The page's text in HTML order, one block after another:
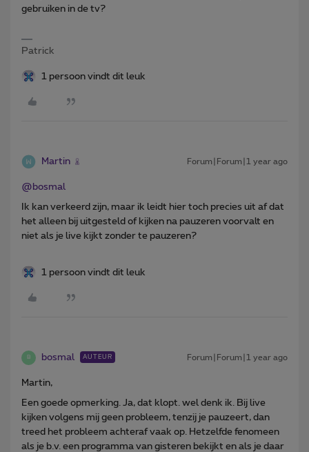
gebruiken in de tv?
Patrick
1 persoon vindt dit leuk
Martin Forum|Forum|1 year ago
@bosmal
Ik kan verkeerd zijn, maar ik leidt hier toch precies uit af dat
het alleen bij uitgesteld of kijken na pauzeren voorvalt en
niet als je live kijkt zonder te pauzeren?
1 persoon vindt dit leuk
B bosmal AUTEUR Forum|Forum|1 year ago
Martin,
Een goede opmerking. Ja, dat klopt. wel denk ik. Bij live
kijken volgens mij geen probleem, tenzij je pauzeert, dan
treed het probleem achteraf vaak op. Hetzelfde fenomeen
als je b.v. een programma van gisteren bekijkt en als je daar